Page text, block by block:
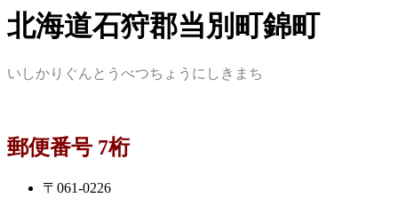
北海道石狩郡当別町錦町
いしかりぐんとうべつちょうにしきまち
郵便番号 7桁
〒061-0226